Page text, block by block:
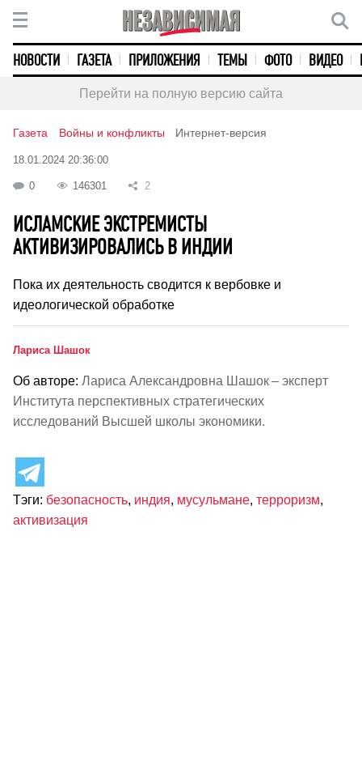
НОВОСТИ ГАЗЕТА ПРИЛОЖЕНИЯ ТЕМЫ ФОТО ВИДЕО
Перейти на полную версию сайта
Газета Войны и конфликты Интернет-версия
18.01.2024 20:36:00
0 146301 2
ИСЛАМСКИЕ ЭКСТРЕМИСТЫ
АКТИВИЗИРОВАЛИСЬ В ИНДИИ
Пока их деятельность сводится к вербовке и
идеологической обработке
Лариса Шашок
Об авторе: Лариса Александровна Шашок – эксперт
Института перспективных стратегических
исследований Высшей школы экономики.
Тэги: безопасность, индия, мусульмане, терроризм,
активизация